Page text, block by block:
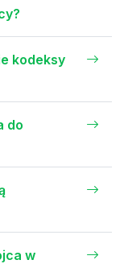
kodeksy
do
w